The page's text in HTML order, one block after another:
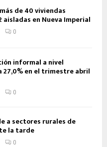
de 40 viviendas
aisladas en Nueva Imperial
0
informal a nivel
27,0% en el trimestre abril
0
a sectores rurales de
la tarde
0